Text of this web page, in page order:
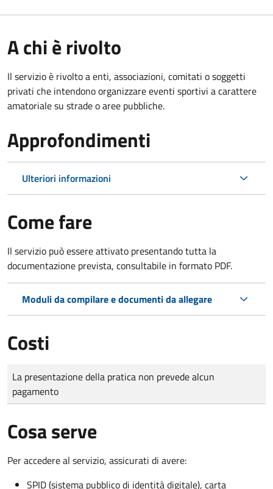
A chi è rivolto
Il servizio è rivolto a enti, associazioni, comitati o soggetti
privati che intendono organizzare eventi sportivi a carattere
amatoriale su strade o aree pubbliche.
Approfondimenti
Ulteriori informazioni
Come fare
Il servizio può essere attivato presentando tutta la
documentazione prevista, consultabile in formato PDF.
Moduli da compilare e documenti da allegare
Costi
Tipo di pagamento
Importo
La presentazione della pratica non prevede alcun
pagamento
Cosa serve
Per accedere al servizio, assicurati di avere:
SPID (sistema pubblico di identità digitale), carta